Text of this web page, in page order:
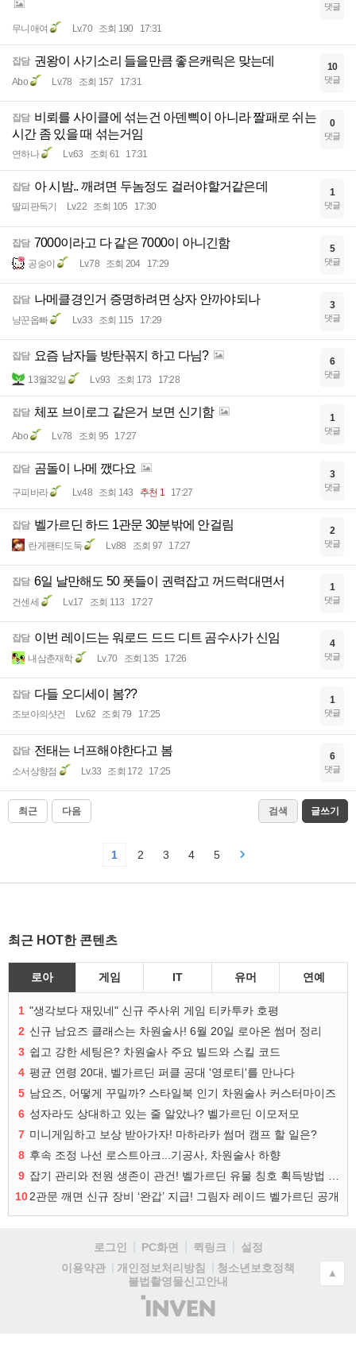
무니애여 Lv.70 조회 190 17:31
댓글
잡담 권왕이 사기소리 들을만큼 좋은캐릭은 맞는데
Abo Lv.78 조회 157 17:31
10
댓글
잡담 비뢰를 사이클에 섞는건 아덴삑이 아니라 짤패로 쉬는
시간 좀 있을 때 섞는거임
연하나 Lv.63 조회 61 17:31
0
댓글
잡담 아 시밤.. 깨려면 두놈정도 걸러야할거같은데
딸피판독기 Lv.22 조회 105 17:30
1
댓글
잡담 7000이라고 다 같은 7000이 아니긴함
공숭이 Lv.78 조회 204 17:29
5
댓글
잡담 나메클경인거 증명하려면 상자 안까야되나
냥꾼옵빠 Lv.33 조회 115 17:29
3
댓글
잡담 요즘 남자들 방탄꼮지 하고 다님?
13월32일 Lv.93 조회 173 17:28
6
댓글
잡담 체포 브이로그 같은거 보면 신기함
Abo Lv.78 조회 95 17:27
1
댓글
잡담 곰돌이 나메 깼다요
구피바라 Lv.48 조회 143 추천 1 17:27
3
댓글
잡담 벨가르딘 하드 1관문 30분밖에 안걸림
란게팬티도둑 Lv.88 조회 97 17:27
2
댓글
잡담 6일 날만해도 50 폿들이 권력잡고 꺼드럭대면서
건센세 Lv.17 조회 113 17:27
1
댓글
잡담 이번 레이드는 워로드 드드 디트 곰수사가 신임
내삼춘재학 Lv.70 조회 135 17:26
4
댓글
잡담 다들 오디세이 봄??
조보아의샷건 Lv.62 조회 79 17:25
1
댓글
잡담 전태는 너프해야한다고 봄
소서상향점 Lv.33 조회 172 17:25
6
댓글
최근 다음 검색 글쓰기
1 2 3 4 5
최근 HOT한 콘텐츠
로아 게임 IT 유머 연예
1 "생각보다 재밌네" 신규 주사위 게임 티카투카 호평
2 신규 남요즈 클래스는 차원술사! 6월 20일 로아온 썸머 정리
3 쉽고 강한 세팅은? 차원술사 주요 빌드와 스킬 코드
4 평균 연령 20대, 벨가르딘 퍼클 공대 '영로티'를 만나다
5 남요즈, 어떻게 꾸밀까? 스타일북 인기 차원술사 커스터마이즈
6 성자라도 상대하고 있는 줄 알았나? 벨가르딘 이모저모
7 미니게임하고 보상 받아가자! 마하라카 썸머 캠프 할 일은?
8 후속 조정 나선 로스트아크...기공사, 차원술사 하향
9
102관문 깨면 신규 장비 ‘완갑’ 지급! 그림자 레이드 벨가르딘 공개
로그인 PC화면 퀵링크
설정
이용약관
개인정보처리방침
청소년보호정책
불법촬영물신고안내
(주)
인
▲